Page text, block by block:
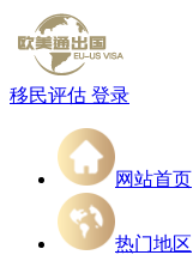
移民评估 登录
网站首页
热门地区